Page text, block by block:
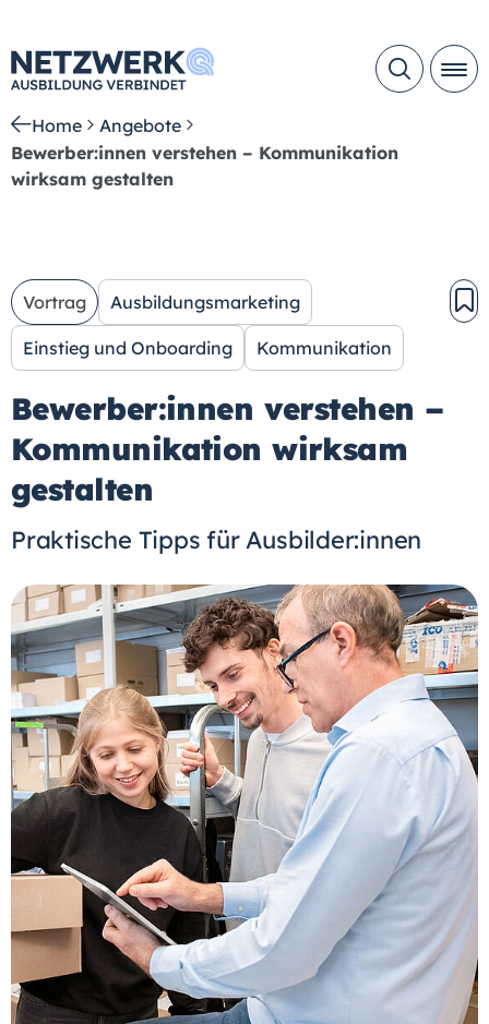
Home
Angebote
Bewerber:innen verstehen – Kommunikation
wirksam gestalten
Vortrag Ausbildungsmarketing
Einstieg und Onboarding Kommunikation
Bewerber:innen verstehen –
Kommunikation wirksam
gestalten
Praktische Tipps für Ausbilder:innen